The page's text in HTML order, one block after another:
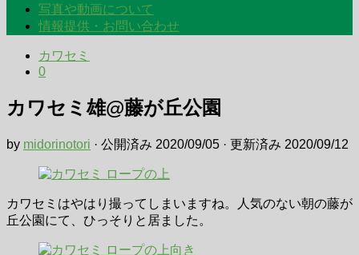
写真や動画について
情報提供・お問い合わせ
カワセミ
0
カワセミ雄@藤が丘公園
by midorinotori · 公開済み 2020/09/05 · 更新済み 2020/09/12
カワセミはやはり撮ってしまいますね。人気のない朝の藤が
丘公園にて、ひっそりと居ました。